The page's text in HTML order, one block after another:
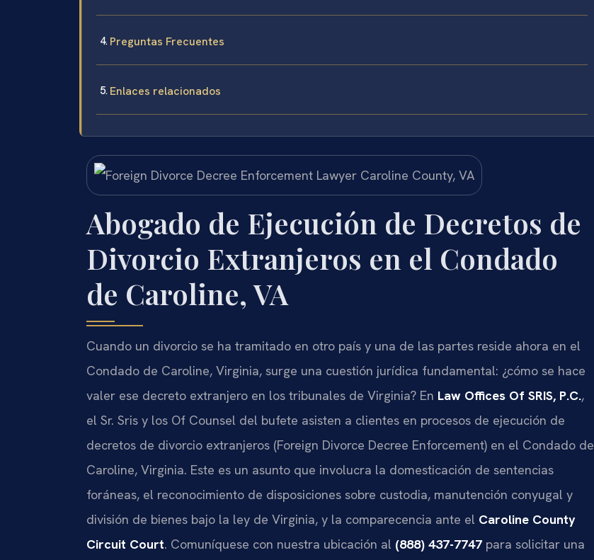
Preguntas Frecuentes
Enlaces relacionados
Abogado de Ejecución de Decretos de
Divorcio Extranjeros en el Condado
de Caroline, VA
Cuando un divorcio se ha tramitado en otro país y una de las partes reside ahora en el
Condado de Caroline, Virginia, surge una cuestión jurídica fundamental: ¿cómo se hace
valer ese decreto extranjero en los tribunales de Virginia? En Law Offices Of SRIS, P.C.,
el Sr. Sris y los Of Counsel del bufete asisten a clientes en procesos de ejecución de
decretos de divorcio extranjeros (Foreign Divorce Decree Enforcement) en el Condado de
Caroline, Virginia. Este es un asunto que involucra la domesticación de sentencias
foráneas, el reconocimiento de disposiciones sobre custodia, manutención conyugal y
división de bienes bajo la ley de Virginia, y la comparecencia ante el Caroline County
Circuit Court. Comuníquese con nuestra ubicación al (888) 437-7747 para solicitar una